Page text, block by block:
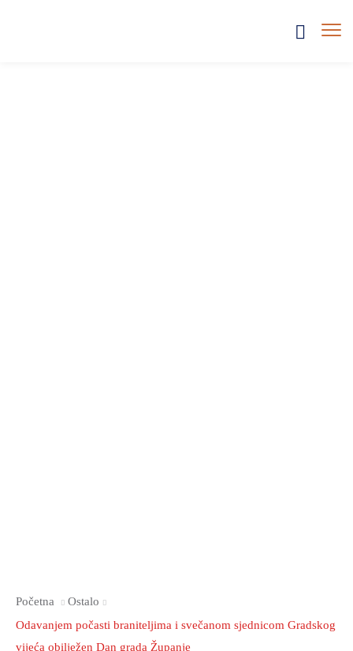
Početna
Ostalo
Odavanjem počasti braniteljima i svečanom sjednicom Gradskog
vijeća obilježen Dan grada Županje